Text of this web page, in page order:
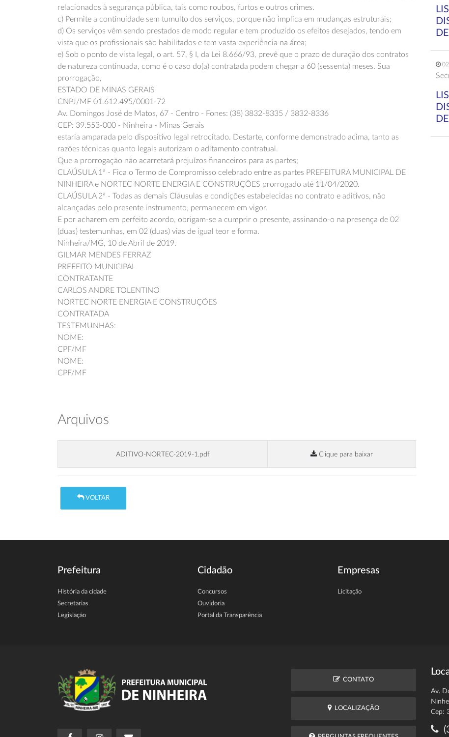
relacionados à segurança pública, tais como roubos, furtos e outros crimes.
c) Permite a continuidade sem tumulto dos serviços, porque não implica em mudanças estruturais;
d) Os serviços vêm sendo prestados de modo regular e tem produzido os efeitos desejados, tendo em
vista que os profissionais são habilitados e tem vasta experiência na área;
e) Sob o ponto de vista legal, o art. 57, § I, da Lei 8.666/93, prevê que o prazo de duração dos contratos
de natureza continuada, como é o caso do(a) contratada podem chegar a 60 (sessenta) meses. Sua
prorrogação,
ESTADO DE MINAS GERAIS
CNPJ/MF 01.612.495/0001-72
Av. Domingos José de Matos, 67 - Centro - Fones: (38) 3832-8335 / 3832-8336
CEP: 39.553-000 - Ninheira - Minas Gerais
estaria amparada pelo dispositivo legal retrocitado. Destarte, conforme demonstrado acima, tanto as
razões técnicas quanto legais autorizam o aditamento contratual.
Que a prorrogação não acarretará prejuízos financeiros para as partes;
CLAÚSULA 1ª - Fica o Termo de Compromisso celebrado entre as partes PREFEITURA MUNICIPAL DE
NINHEIRA e NORTEC NORTE ENERGIA E CONSTRUÇÕES prorrogado até 11/04/2020.
CLAÚSULA 2ª - Todas as demais Cláusulas e condições estabelecidas no contrato e aditivos, não
alcançadas pelo presente instrumento, permanecem em vigor.
E por acharem em perfeito acordo, obrigam-se a cumprir o presente, assinando-o na presença de 02
(duas) testemunhas, em 02 (duas) vias de igual teor e forma.
Ninheira/MG, 10 de Abril de 2019.
GILMAR MENDES FERRAZ
PREFEITO MUNICIPAL
CONTRATANTE
CARLOS ANDRE TOLENTINO
NORTEC NORTE ENERGIA E CONSTRUÇÕES
CONTRATADA
TESTEMUNHAS:
NOME:
CPF/MF
NOME:
CPF/MF
Arquivos
ADITIVO-NORTEC-2019-1.pdf Clique para baixar
VOLTAR
Prefeitura
História da cidade
Secretarias
Legislação
Cidadão
Concursos
Ouvidoria
Portal da Transparência
Empresas
Licitação
CONTATO
LOCALIZAÇÃO
Av.
Cep: